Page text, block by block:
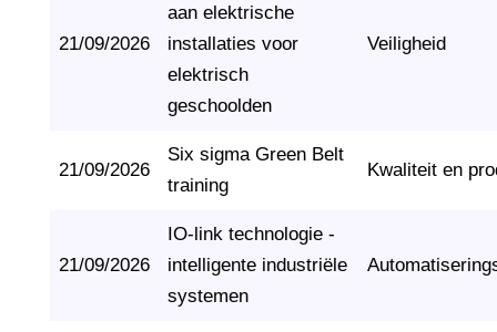
21/09/2026
aan elektrische
installaties voor
elektrisch
geschoolden
Veiligheid
21/09/2026
Six sigma Green Belt
training
Kwaliteit en
21/09/2026
IO-link technologie -
intelligente industriële
systemen